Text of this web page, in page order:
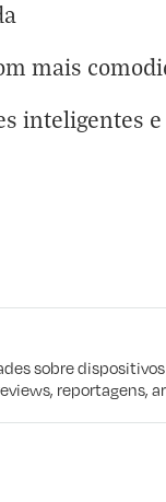
mais
inteligentes
sobre
reportagens,